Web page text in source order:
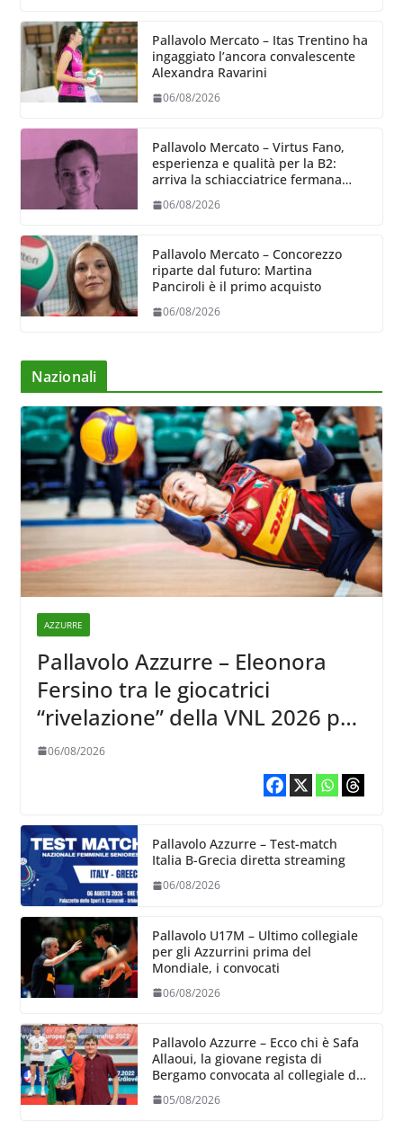
Pallavolo Mercato – Itas Trentino ha
ingaggiato l’ancora convalescente
Alexandra Ravarini
06/08/2026
Pallavolo Mercato – Virtus Fano,
esperienza e qualità per la B2:
arriva la schiacciatrice fermana
06/08/2026
Pallavolo Mercato – Concorezzo
riparte dal futuro: Martina
Panciroli è il primo acquisto
06/08/2026
Nazionali
AZZURRE
Pallavolo Azzurre – Eleonora
Fersino tra le giocatrici
“rivelazione” della VNL 2026 per
Volleyball World
06/08/2026
Pallavolo Azzurre – Test-match
Italia B-Grecia diretta streaming
06/08/2026
Pallavolo U17M – Ultimo collegiale
per gli Azzurrini prima del
Mondiale, i convocati
06/08/2026
Pallavolo Azzurre – Ecco chi è Safa
Allaoui, la giovane regista di
Bergamo convocata al collegiale di
Cavalese
05/08/2026